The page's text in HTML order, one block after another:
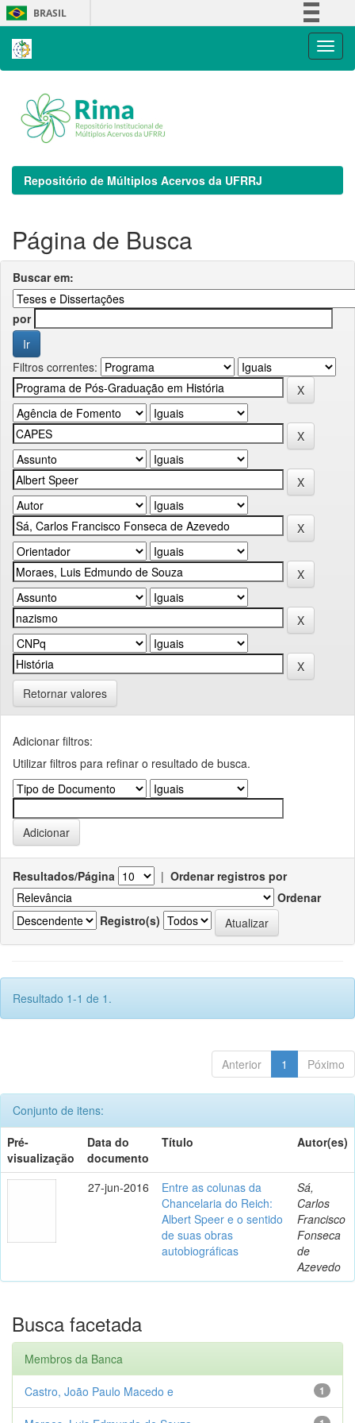
Skip
navigation
BRASIL
Repositório de Múltiplos Acervos da UFRRJ
Página de Busca
Buscar em:
por
Filtros correntes:
Retornar valores
Adicionar filtros:
Utilizar filtros para refinar o resultado de busca.
Resultados/Página | Ordenar registros por
Ordenar
Registro(s)
Resultado 1-1 de 1.
Anterior 1 Póximo
Conjunto de itens:
Pré-
visualização
Data do
documento
Título Autor(es)
27-jun-2016
Entre as colunas da
Chancelaria do Reich:
Albert Speer e o sentido
de suas obras
autobiográficas
Sá,
Carlos
Francisco
Fonseca
de
Azevedo
Busca facetada
Membros da Banca
1
Castro, João Paulo Macedo e